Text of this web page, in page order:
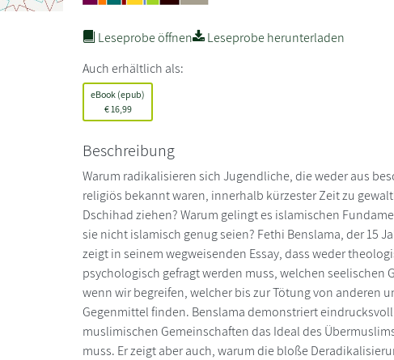
Leseprobe öffnen
Leseprobe herunterladen
Auch erhältlich als:
eBook (epub)
€16,99
Beschreibung
Warum radikalisieren sich Jugendliche, die weder aus
religiös bekannt waren, innerhalb kürzester Zeit zu
Dschihad ziehen? Warum gelingt es islamischen
sie nicht islamisch genug seien? Fethi Benslama, der 15
zeigt in seinem wegweisenden Essay, dass weder
psychologisch gefragt werden muss, welchen
wenn wir begreifen, welcher bis zur Tötung von anderen
Gegenmittel finden. Benslama demonstriert
muslimischen Gemeinschaften das Ideal des
muss. Er zeigt aber auch, warum die bloße